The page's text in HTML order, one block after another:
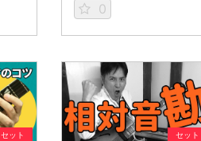
0
セット セット